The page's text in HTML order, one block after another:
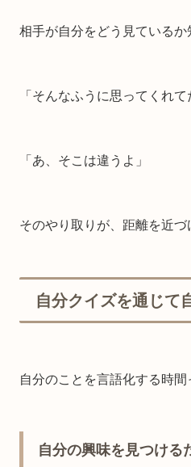
相手が自分をどう見ているか
「そんなふうに思ってくれて
「あ、そこは違うよ」
そのやり取りが、距離を近づ
自分クイズを通じて
自分のことを言語化する時間
自分の興味を見つける